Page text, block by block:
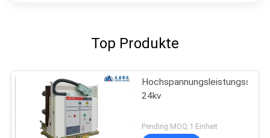
Top Produkte
24kv
Pending MOQ:1 Einheit